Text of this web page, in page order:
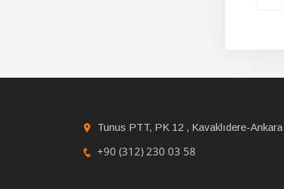
Tunus PTT, PK 12 , Kavaklıdere-Ankara
+90 (312) 230 03 58